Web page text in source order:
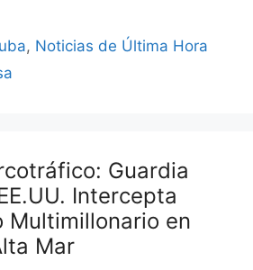
, Noticias de Última Hora
Guardia
Intercepta
Multimillonario en
Mar